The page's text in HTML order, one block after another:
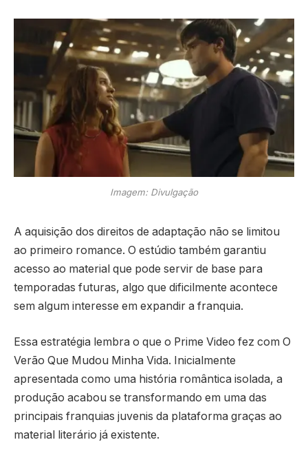
Imagem: Divulgação
A aquisição dos direitos de adaptação não se limitou
ao primeiro romance. O estúdio também garantiu
acesso ao material que pode servir de base para
temporadas futuras, algo que dificilmente acontece
sem algum interesse em expandir a franquia.
Essa estratégia lembra o que o Prime Video fez com O
Verão Que Mudou Minha Vida. Inicialmente
apresentada como uma história romântica isolada, a
produção acabou se transformando em uma das
principais franquias juvenis da plataforma graças ao
material literário já existente.